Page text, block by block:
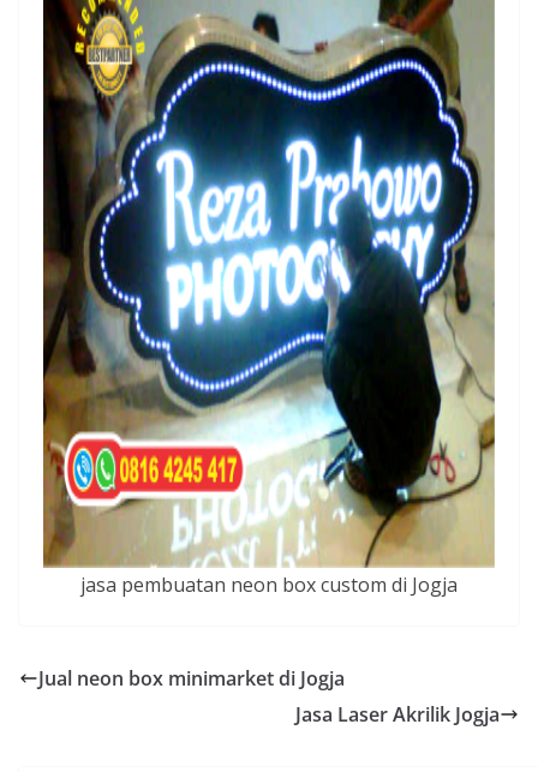
jasa pembuatan neon box custom di Jogja
Jual neon box minimarket di Jogja
Jasa Laser Akrilik Jogja